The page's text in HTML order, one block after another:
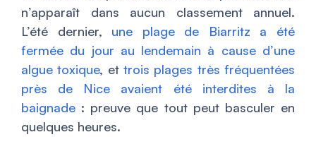
n’apparaît dans aucun classement annuel.
L’été dernier, une plage de Biarritz a été
fermée du jour au lendemain à cause d’une
algue toxique, ettrois plages très fréquentées
près de Nice avaient été interdites à la
baignade : preuve que tout peut basculer en
quelques heures.